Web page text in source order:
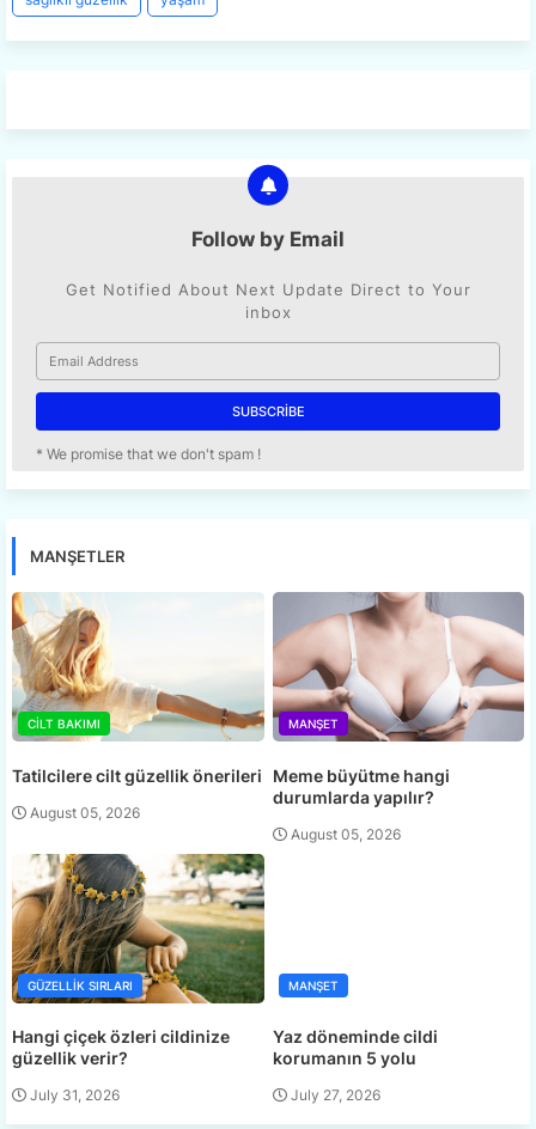
Follow by Email
Get Notified About Next Update Direct to Your
inbox
* We promise that we don't spam !
MANŞETLER
CILT BAKIMI
Tatilcilere cilt güzellik önerileri
August 05, 2026
MANŞET
Meme büyütme hangi
durumlarda yapılır?
August 05, 2026
GÜZELLIK SIRLARI
Hangi çiçek özleri cildinize
güzellik verir?
July 31, 2026
MANŞET
Yaz döneminde cildi
korumanın 5 yolu
July 27, 2026